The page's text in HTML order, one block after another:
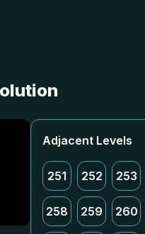
Adjacent Levels
251 252 253
258 259 260